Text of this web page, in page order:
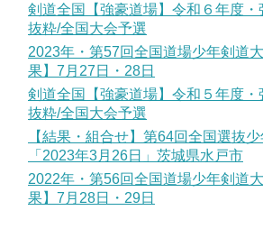
剣道全国【強豪道場】令和６年度
抜粋/全国大会予選
2023年・第57回全国道場少年剣道
果】7月27日・28日
剣道全国【強豪道場】令和５年度
抜粋/全国大会予選
【結果・組合せ】第64回全国選抜
「2023年3月26日」茨城県水戸市
2022年・第56回全国道場少年剣道
果】7月28日・29日